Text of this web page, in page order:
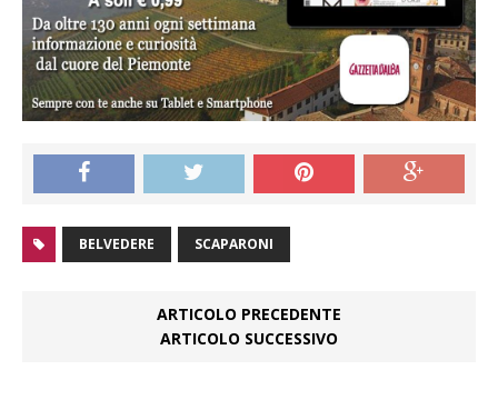
BELVEDERE SCAPARONI
ARTICOLO PRECEDENTE
ARTICOLO SUCCESSIVO